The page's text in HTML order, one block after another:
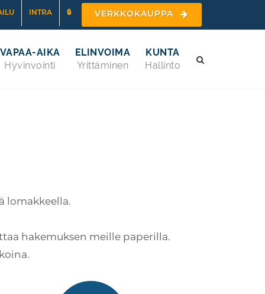
INTRA 🔒 VERKKOKAUPPA
VAPAA-AIKA
Hyvinvointi
ELINVOIMA
Yrittäminen
KUNTA
Hallinto
lomakkeella.
hakemuksen meille paperilla.